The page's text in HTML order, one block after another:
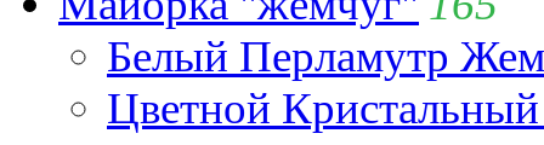
Белый Перламутр
Цветной